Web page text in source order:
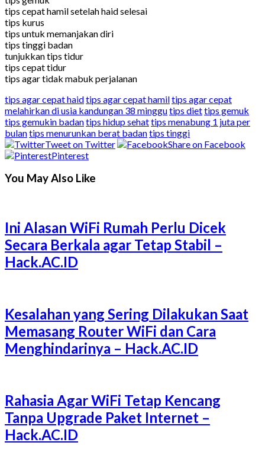
tips cepat hamil setelah haid selesai
tips kurus
tips untuk memanjakan diri
tips tinggi badan
tunjukkan tips tidur
tips cepat tidur
tips agar tidak mabuk perjalanan
tips agar cepat haidtips agar cepat hamiltips agar cepat
melahirkan di usia kandungan 38 minggutips diettips gemuk
tips gemukin badantips hidup sehattips menabung 1 juta per
bulantips menurunkan berat badantips tinggi
Tweet on Twitter
Share on Facebook
Pinterest
You May Also Like
Ini Alasan WiFi Rumah Perlu Dicek
Secara Berkala agar Tetap Stabil –
Hack.AC.ID
Kesalahan yang Sering Dilakukan Saat
Memasang Router WiFi dan Cara
Menghindarinya – Hack.AC.ID
Rahasia Agar WiFi Tetap Kencang
Tanpa Upgrade Paket Internet –
Hack.AC.ID